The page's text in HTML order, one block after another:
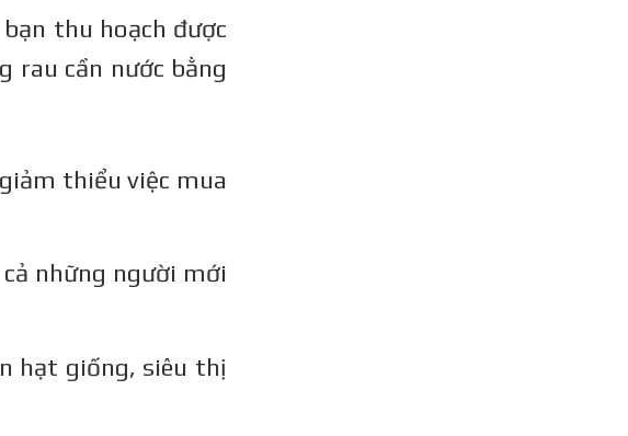
thu hoạch được
rau cần nước bằng
thiểu việc mua
những người mới
hạt giống, siêu thị